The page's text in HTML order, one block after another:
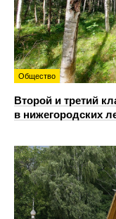
Общество
Второй и третий
в нижегородских